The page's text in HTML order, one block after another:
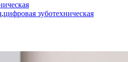
,цифровая зуботехническая